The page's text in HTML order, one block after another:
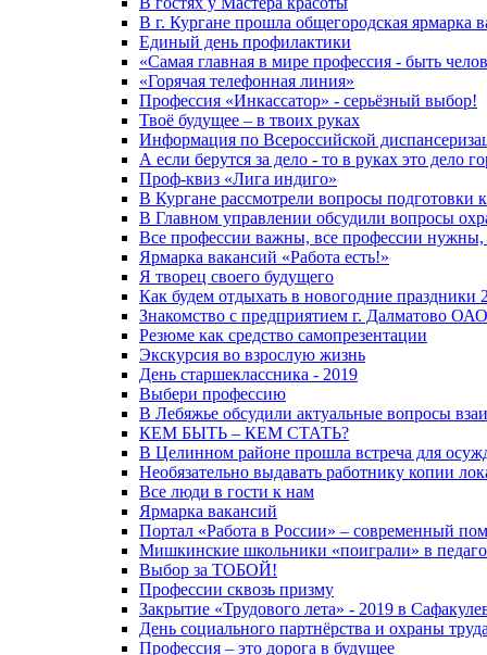
В г. Кургане прошла общегородская ярмарка
Единый день профилактики
«Самая главная в мире профессия - быть
«Горячая телефонная линия»
Профессия «Инкассатор» - серьёзный выбор!
Твоё будущее – в твоих руках
Информация по Всероссийской
А если берутся за дело - то в руках это дело
Проф-квиз «Лига индиго»
В Кургане рассмотрели вопросы подготовки
В Главном управлении обсудили вопросы
Все профессии важны, все профессии
Ярмарка вакансий «Работа есть!»
Я творец своего будущего
Как будем отдыхать в новогодние праздники
Знакомство с предприятием г. Далматово
Резюме как средство самопрезентации
Экскурсия во взрослую жизнь
День старшеклассника - 2019
Выбери профессию
В Лебяжье обсудили актуальные вопросы
КЕМ БЫТЬ – КЕМ СТАТЬ?
В Целинном районе прошла встреча для
Необязательно выдавать работнику копии
Все люди в гости к нам
Ярмарка вакансий
Портал «Работа в России» – современный
Мишкинские школьники «поиграли» в
Выбор за ТОБОЙ!
Профессии сквозь призму
Закрытие «Трудового лета» - 2019 в
День социального партнёрства и охраны
Профессия – это дорога в будущее